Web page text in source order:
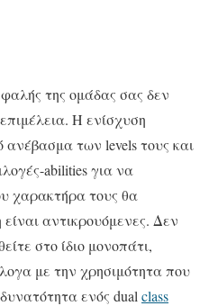
της ομάδας σας δεν
Η ενίσχυση
ανέβασμα των levels τους και
abilities για να
χαρακτήρα τους θα
αντικρουόμενες. Δεν
στο ίδιο μονοπάτι,
με την χρησιμότητα που
ενός dual class